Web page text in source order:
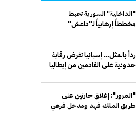
"الداخلية" السورية تحبط
مخططاً إرهابياً لـ"داعش"
دمشق
رداً بالمثل... إسبانيا تفرض رقابة
حدودية على القادمين من إيطاليا
"المرور": إغلاق حارتين على
طريق الملك فهد ومدخل فرعي